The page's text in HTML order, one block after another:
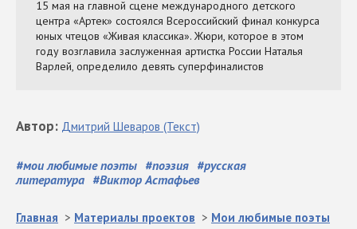
#мои любимые поэты #поэзия #русская
литература #Виктор Астафьев
Автор: Дмитрий Шеваров (Текст)
Главная > Материалы проектов > Мои любимые поэты